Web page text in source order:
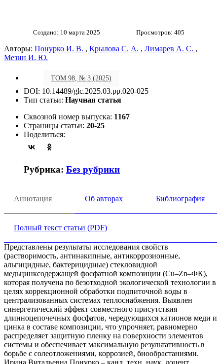
Создано: 10 марта 2025 Просмотров: 405
Авторы: Понурко И. В. , Крылова С. А. , Лимарев А. С. ,
Мезин И. Ю.
ТОМ 98, № 3 (2025)
DOI: 10.14489/glc.2025.03.pp.020-025
Тип статьи: Научная статья
Сквозной номер выпуска: 1167
Страницы статьи: 20-25
Поделиться:
Рубрика: Без рубрики
Аннотация Об авторах Библиография
Полный текст статьи (PDF)
Представлены результаты исследования свойств
(растворимость, антинакипные, антикоррозионные,
альгицидные, бактерицидные) стекловидной
медьцинксодержащей фосфатной композиции (Cu–Zn–ФК),
которая получена по безотходной экологической технологии в
целях коррекционной обработки подпиточной воды в
централизованных системах теплоснабжения. Выявлен
синергетический эффект совместного присутствия
длинноцепочечных фосфатов, чередующихся катионов меди и
цинка в составе композиции, что упрочняет, равномерно
распределяет защитную пленку на поверхности элементов
системы и обеспечивает максимальную результативность в
борьбе с солеотложениями, коррозией, биообрастаниями.
Ирина Витальевна Понурко – канд. техн. наук, доцент